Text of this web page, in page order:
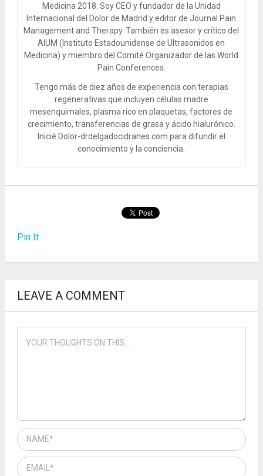
Medicina 2018. Soy CEO y fundador de la Unidad
Internacional del Dolor de Madrid y editor de Journal Pain
Management and Therapy. También es asesor y crítico del
AIUM (Instituto Estadounidense de Ultrasonidos en
Medicina) y miembro del Comité Organizador de las World
Pain Conferences.
Tengo más de diez años de experiencia con terapias
regenerativas que incluyen células madre
mesenquimales, plasma rico en plaquetas, factores de
crecimiento, transferencias de grasa y ácido hialurónico.
Inicié Dolor-drdelgadocidranes.com para difundir el
conocimiento y la conciencia.
Pin It
LEAVE A COMMENT